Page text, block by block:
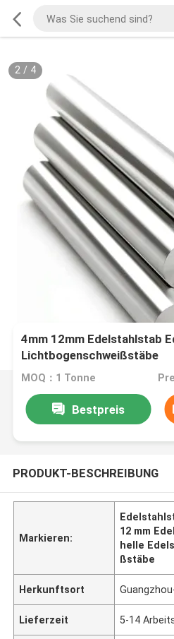
2/ 4
4mm 12mm Edelstahlstab
Lichtbogenschweißstäbe
MOQ：1 Tonne
Bestpreis
PRODUKT-BESCHREIBUNG
Markieren:
12 mm
helle
ßstäbe
Herkunftsort
Lieferzeit 5-14